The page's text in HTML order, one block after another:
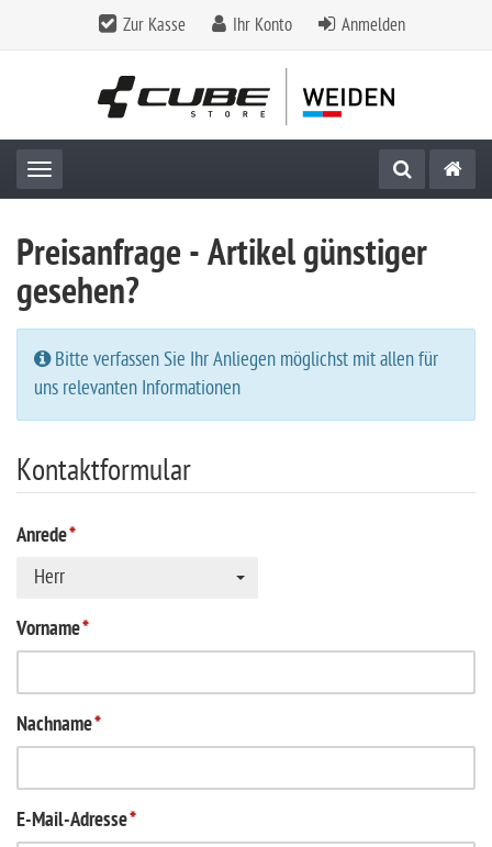
Zur Kasse Ihr Konto Anmelden
Toggle navigation
Preisanfrage - Artikel günstiger
gesehen?
Bitte verfassen Sie Ihr Anliegen möglichst mit allen für
uns relevanten Informationen
Kontaktformular
Anrede*
Herr
Vorname*
Nachname*
E-Mail-Adresse*